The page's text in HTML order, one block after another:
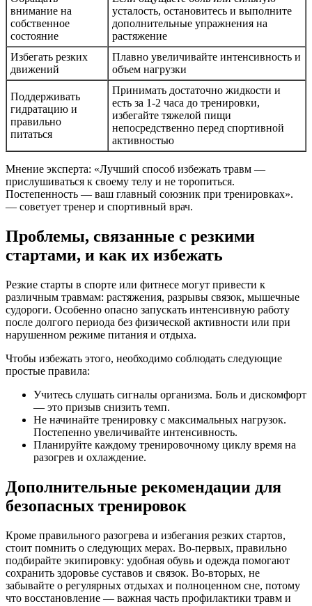
внимание на
собственное
состояние
усталость, остановитесь и выполните
дополнительные упражнения на
растяжение
Избегать резких
движений
Плавно увеличивайте интенсивность и
объем нагрузки
Поддерживать
гидратацию и
правильно
питаться
Принимать достаточно жидкости и
есть за 1-2 часа до тренировки,
избегайте тяжелой пищи
непосредственно перед спортивной
активностью
Мнение эксперта: «Лучший способ избежать травм —
прислушиваться к своему телу и не торопиться.
Постепенность — ваш главный союзник при тренировках».
— советует тренер и спортивный врач.
Проблемы, связанные с резкими
стартами, и как их избежать
Резкие старты в спорте или фитнесе могут привести к
различным травмам: растяжения, разрывы связок, мышечные
судороги. Особенно опасно запускать интенсивную работу
после долгого периода без физической активности или при
нарушенном режиме питания и отдыха.
Чтобы избежать этого, необходимо соблюдать следующие
простые правила:
Учитесь слушать сигналы организма. Боль и дискомфорт
— это призыв снизить темп.
Не начинайте тренировку с максимальных нагрузок.
Постепенно увеличивайте интенсивность.
Планируйте каждому тренировочному циклу время на
разогрев и охлаждение.
Дополнительные рекомендации для
безопасных тренировок
Кроме правильного разогрева и избегания резких стартов,
стоит помнить о следующих мерах. Во-первых, правильно
подбирайте экипировку: удобная обувь и одежда помогают
сохранить здоровье суставов и связок. Во-вторых, не
забывайте о регулярных отдыхах и полноценном сне, потому
что восстановление — важная часть профилактики травм и